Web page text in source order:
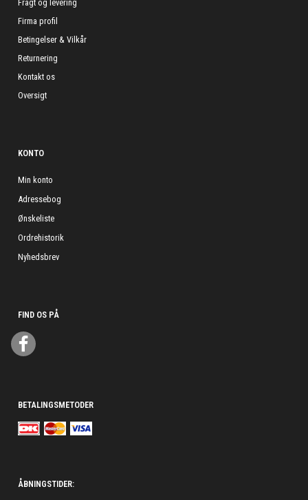
Fragt og levering
Firma profil
Betingelser & Vilkår
Returnering
Kontakt os
Oversigt
KONTO
Min konto
Adressebog
Ønskeliste
Ordrehistorik
Nyhedsbrev
FIND OS PÅ
BETALINGSMETODER
ÅBNINGSTIDER: